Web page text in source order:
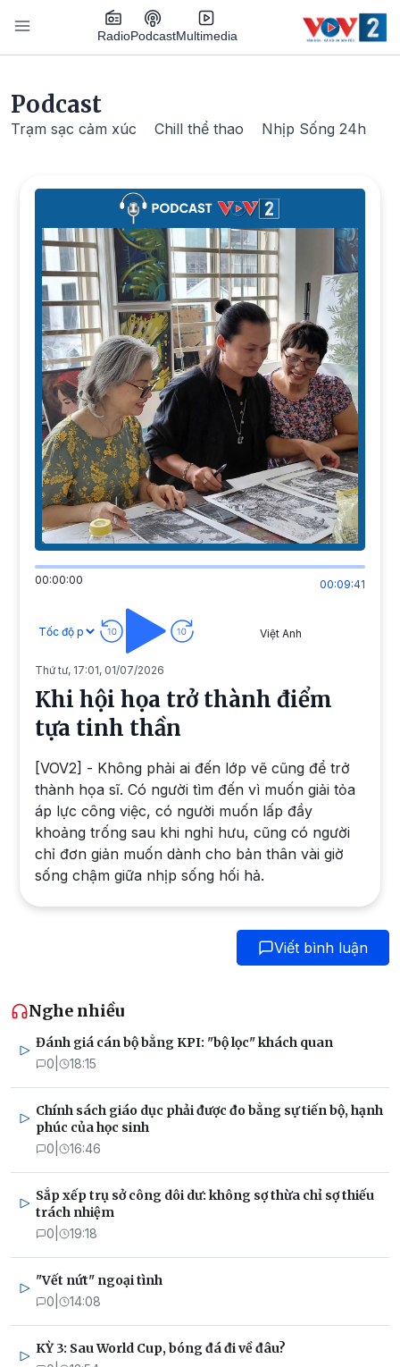
Nhảy đến nội dung
RadioPodcastMultimedia
Podcast
Trạm sạc cảm xúc Chill thể thao Nhịp Sống 24h
00:00:00 00:09:41
Việt Anh
Thứ tư, 17:01, 01/07/2026
Khi hội họa trở thành điểm
tựa tinh thần
[VOV2] - Không phải ai đến lớp vẽ cũng để trở
thành họa sĩ. Có người tìm đến vì muốn giải tỏa
áp lực công việc, có người muốn lấp đầy
khoảng trống sau khi nghỉ hưu, cũng có người
chỉ đơn giản muốn dành cho bản thân vài giờ
sống chậm giữa nhịp sống hối hả.
Viết bình luận
Nghe nhiều
Đánh giá cán bộ bằng KPI: "bộ lọc" khách quan
0 18:15
Chính sách giáo dục phải được đo bằng sự tiến bộ, hạnh
phúc của học sinh
0 16:46
Sắp xếp trụ sở công dôi dư: không sợ thừa chỉ sợ thiếu
trách nhiệm
0 19:18
"Vết nứt" ngoại tình
0 14:08
KỲ 3: Sau World Cup, bóng đá đi về đâu?